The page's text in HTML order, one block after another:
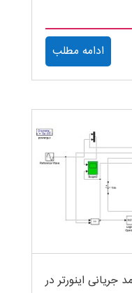
ادامه مطلب
اینورتر در